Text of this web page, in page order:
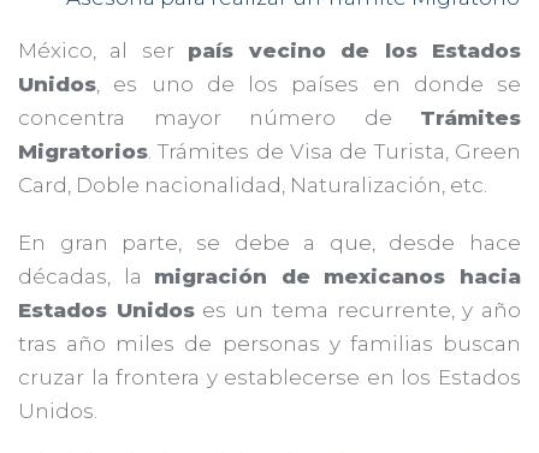
México, al ser país vecino de los Estados
Unidos, es uno de los países en donde se
concentra mayor número de Trámites
Migratorios. Trámites de Visa de Turista, Green
Card, Doble nacionalidad, Naturalización, etc.
En gran parte, se debe a que, desde hace
décadas, la migración de mexicanos hacia
Estados Unidoses un tema recurrente, y año
tras año miles de personas y familias buscan
cruzar la frontera y establecerse en los Estados
Unidos.